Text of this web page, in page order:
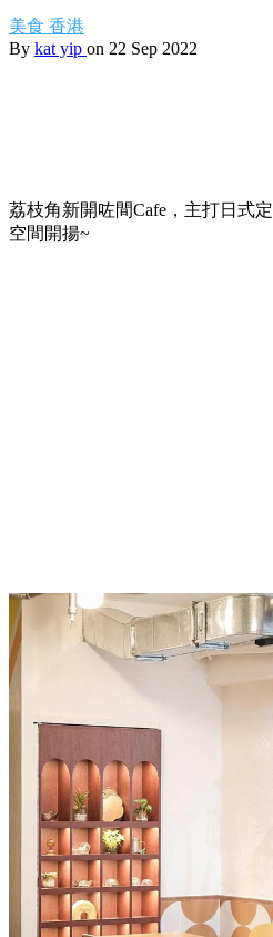
美食 香港
By kat yip on 22 Sep 2022
荔枝角新開咗間Cafe，主打日式
空間開揚~